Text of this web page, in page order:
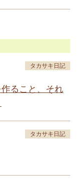
タカサキ日記
ること、それ
タカサキ日記